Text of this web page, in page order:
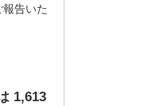
告いた
1,613